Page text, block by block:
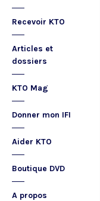
Recevoir KTO
Articles et
dossiers
KTO Mag
Donner mon IFI
Aider KTO
Boutique DVD
A propos